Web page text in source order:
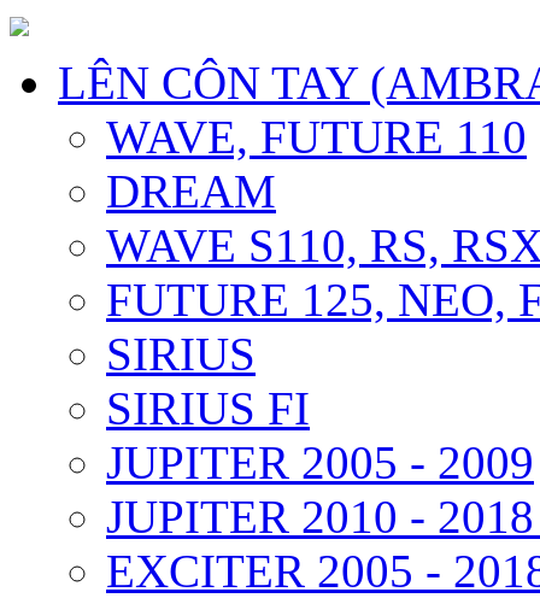
LÊN CÔN TAY
WAVE, FUTURE 110
DREAM
WAVE S110, RS,
FUTURE 125, NEO,
SIRIUS
SIRIUS FI
JUPITER 2005 - 2009
JUPITER 2010 -
EXCITER 2005 -